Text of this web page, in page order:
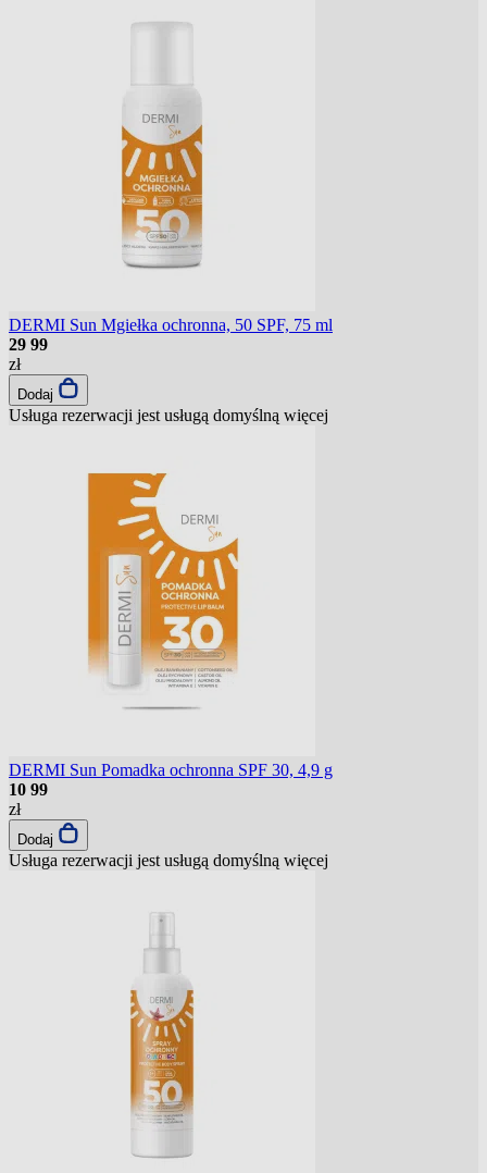
DERMI Sun Mgiełka ochronna, 50 SPF, 75 ml
29 99
zł
Dodaj
Usługa rezerwacji jest usługą domyślną więcej
DERMI Sun Pomadka ochronna SPF 30, 4,9 g
10 99
zł
Dodaj
Usługa rezerwacji jest usługą domyślną więcej